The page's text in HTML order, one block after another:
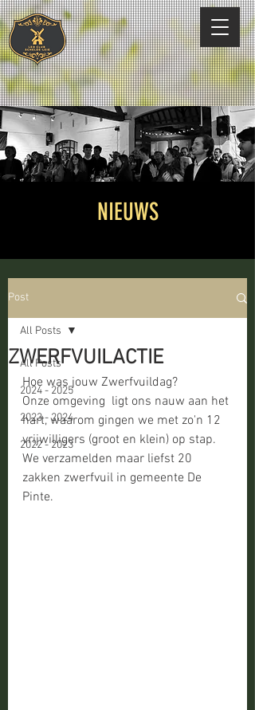
NIEUWS
Post
All Posts
2024 - 2025
2023 - 2024
2022 - 2023
All Posts
ZWERFVUILACTIE
Hoe was jouw Zwerfvuildag?
Onze omgeving  ligt ons nauw aan het
hart, waarom gingen we met zo'n 12
vrijwilligers (groot en klein) op stap.
We verzamelden maar liefst 20
zakken zwerfvuil in gemeente De
Pinte.